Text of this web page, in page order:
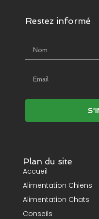
Restez informé
Plan du site
Accueil
Alimentation Chiens
Alimentation Chats
Conseils